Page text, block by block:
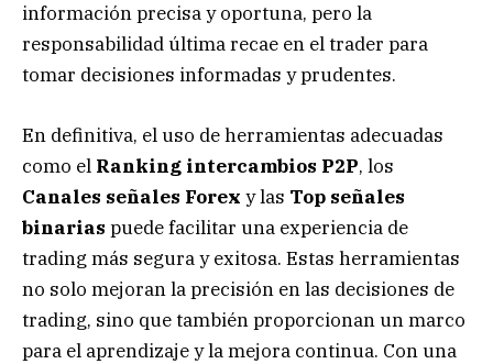
información precisa y oportuna, pero la
responsabilidad última recae en el trader para
tomar decisiones informadas y prudentes.
En definitiva, el uso de herramientas adecuadas
como el Ranking intercambios P2P, los
Canales señales Forex y las Top señales
binarias puede facilitar una experiencia de
trading más segura y exitosa. Estas herramientas
no solo mejoran la precisión en las decisiones de
trading, sino que también proporcionan un marco
para el aprendizaje y la mejora continua. Con una